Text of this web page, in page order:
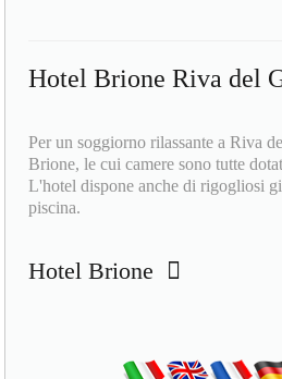
Hotel Brione Riva del
Per un soggiorno rilassante a Riva
Brione, le cui camere sono tutte
L'hotel dispone anche di rigogliosi
piscina.
Hotel Brione